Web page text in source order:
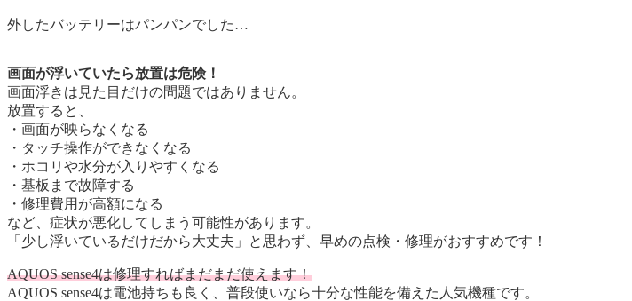
外したバッテリーはパンパンでした…
画面が浮いていたら放置は危険！
画面浮きは見た目だけの問題ではありません。
放置すると、
・画面が映らなくなる
・タッチ操作ができなくなる
・ホコリや水分が入りやすくなる
・基板まで故障する
・修理費用が高額になる
など、症状が悪化してしまう可能性があります。
「少し浮いているだけだから大丈夫」と思わず、早めの点検・修理がおすすめです！
AQUOS sense4は修理すればまだまだ使えます！
AQUOS sense4は電池持ちも良く、普段使いなら十分な性能を備えた人気機種です。